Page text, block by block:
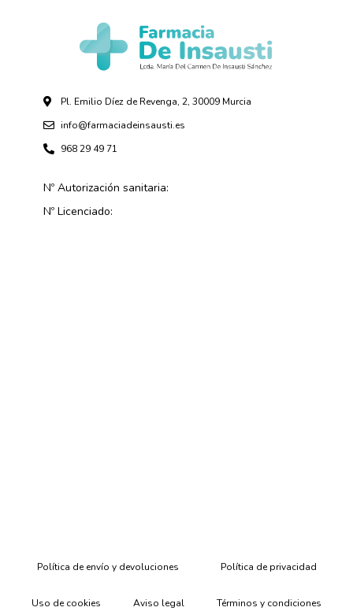
Pl. Emilio Díez de Revenga, 2, 30009 Murcia
info@farmaciadeinsausti.es
968 29 49 71
Nº Autorización sanitaria:
Nº Licenciado:
Política de envío y devoluciones Política de privacidad
Uso de cookies Aviso legal Términos y condiciones